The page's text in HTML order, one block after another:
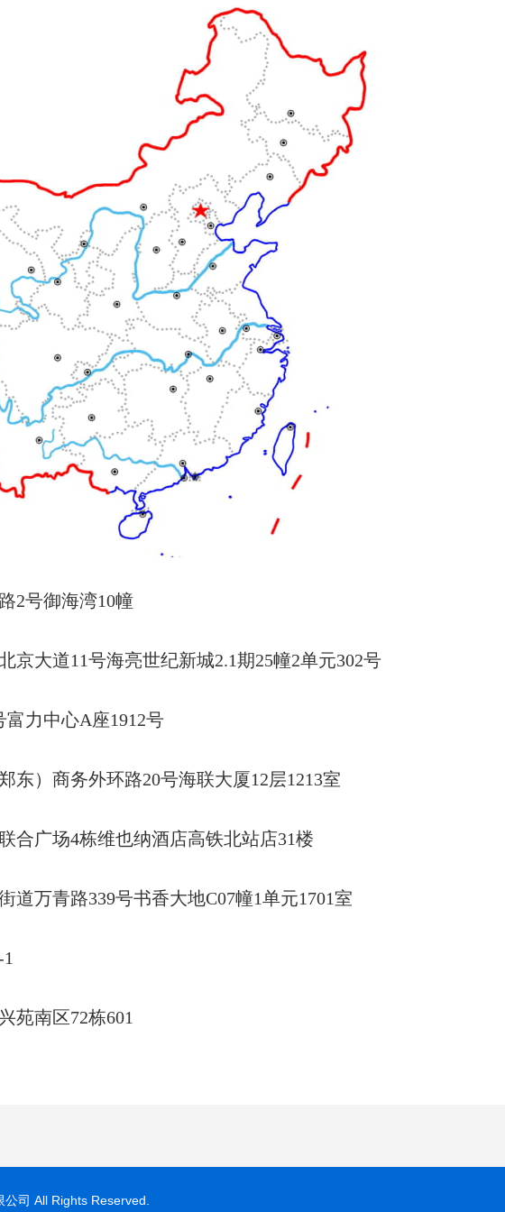
2号御海湾10幢
大道11号海亮世纪新城2.1期25幢2单元302号
力中心A座1912号
东）商务外环路20号海联大厦12层1213室
合广场4栋维也纳酒店高铁北站店31楼
万青路339号书香大地C07幢1单元1701室
苑南区72栋601
司 All Rights Reserved.